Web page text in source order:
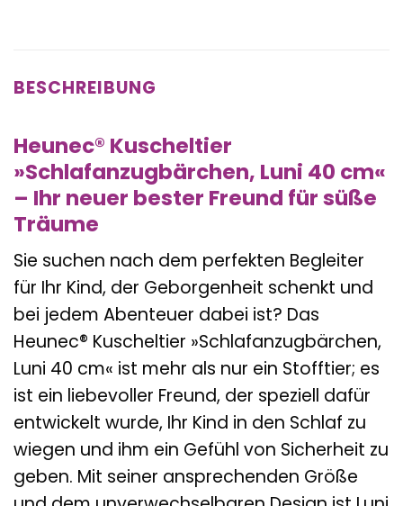
BESCHREIBUNG
Heunec® Kuscheltier
»Schlafanzugbärchen, Luni 40 cm«
– Ihr neuer bester Freund für süße
Träume
Sie suchen nach dem perfekten Begleiter
für Ihr Kind, der Geborgenheit schenkt und
bei jedem Abenteuer dabei ist? Das
Heunec® Kuscheltier »Schlafanzugbärchen,
Luni 40 cm« ist mehr als nur ein Stofftier; es
ist ein liebevoller Freund, der speziell dafür
entwickelt wurde, Ihr Kind in den Schlaf zu
wiegen und ihm ein Gefühl von Sicherheit zu
geben. Mit seiner ansprechenden Größe